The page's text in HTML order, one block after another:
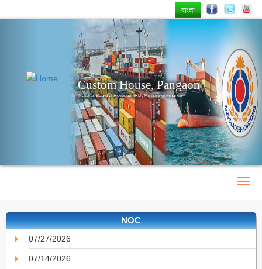
বাংলা
Custom House, Pangaon
National Board of Revenue, IRD, Ministry of Finance
NOC
07/27/2026
07/14/2026